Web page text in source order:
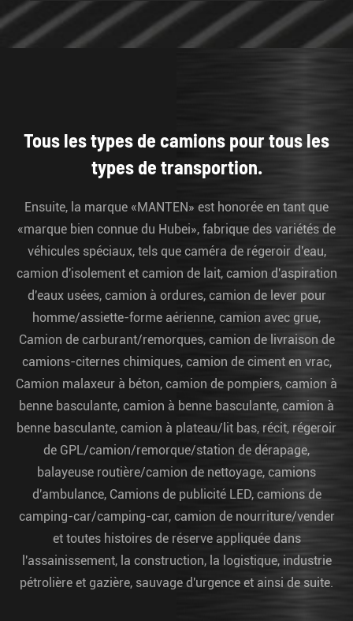
Tous les types de camions pour tous les
types de transportion.
Ensuite, la marque «MANTEN» est honorée en tant que
«marque bien connue du Hubei», fabrique des variétés de
véhicules spéciaux, tels que caméra de régeroir d'eau,
camion d'isolement et camion de lait, camion d'aspiration
d'eaux usées, camion à ordures, camion de lever pour
homme/assiette-forme aérienne, camion avec grue,
Camion de carburant/remorques, camion de livraison de
camions-citernes chimiques, camion de ciment en vrac,
Camion malaxeur à béton, camion de pompiers, camion à
benne basculante, camion à benne basculante, camion à
benne basculante, camion à plateau/lit bas, récit, régeroir
de GPL/camion/remorque/station de dérapage,
balayeuse routière/camion de nettoyage, camions
d'ambulance, Camions de publicité LED, camions de
camping-car/camping-car, camion de nourriture/vender
et toutes histoires de réserve appliquée dans
l'assainissement, la construction, la logistique, industrie
pétrolière et gazière, sauvage d'urgence et ainsi de suite.